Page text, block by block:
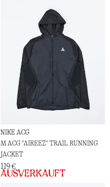
NIKE ACG
M ACG "AIREEZ" TRAIL RUNNING
JACKET
119 €
Ausverkauft